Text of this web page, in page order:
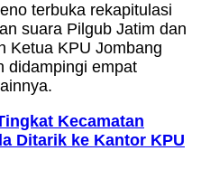
terbuka rekapitulasi
suara Pilgub Jatim dan
Ketua KPU Jombang
didampingi empat
Kecamatan
Ditarik ke Kantor KPU